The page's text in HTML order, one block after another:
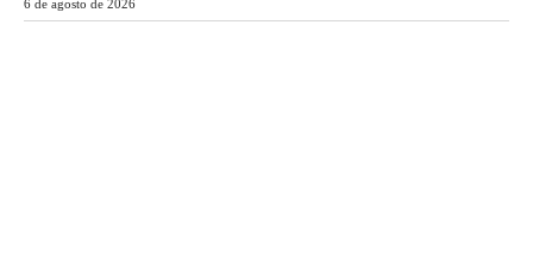
6 de agosto de 2026